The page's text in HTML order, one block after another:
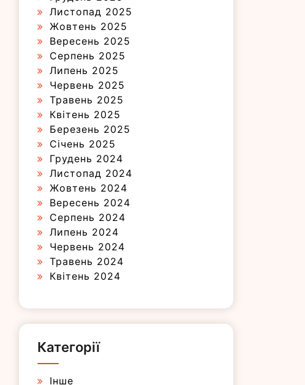
Листопад 2025
Жовтень 2025
Вересень 2025
Серпень 2025
Липень 2025
Червень 2025
Травень 2025
Квітень 2025
Березень 2025
Січень 2025
Грудень 2024
Листопад 2024
Жовтень 2024
Вересень 2024
Серпень 2024
Липень 2024
Червень 2024
Травень 2024
Квітень 2024
Категорії
Інше